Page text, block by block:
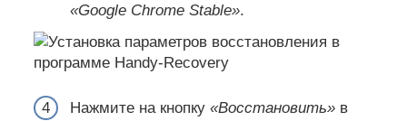
«Google Chrome Stable».
Нажмите на кнопку «Восстановить» в